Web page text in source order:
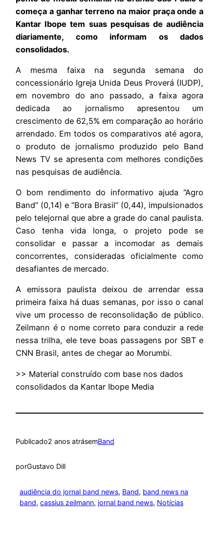
começa a ganhar terreno na maior praça onde a
Kantar Ibope tem suas pesquisas de audiência
diariamente, como informam os dados
consolidados.
A mesma faixa na segunda semana do
concessionário Igreja Unida Deus Proverá (IUDP),
em novembro do ano passado, a faixa agora
dedicada ao jornalismo apresentou um
crescimento de 62,5% em comparação ao horário
arrendado. Em todos os comparativos até agora,
o produto de jornalismo produzido pelo Band
News TV se apresenta com melhores condições
nas pesquisas de audiência.
O bom rendimento do informativo ajuda “Agro
Band” (0,14) e “Bora Brasil” (0,44), impulsionados
pelo telejornal que abre a grade do canal paulista.
Caso tenha vida longa, o projeto pode se
consolidar e passar a incomodar as demais
concorrentes, consideradas oficialmente como
desafiantes de mercado.
A emissora paulista deixou de arrendar essa
primeira faixa há duas semanas, por isso o canal
vive um processo de reconsolidação de público.
Zeilmann é o nome correto para conduzir a rede
nessa trilha, ele teve boas passagens por SBT e
CNN Brasil, antes de chegar ao Morumbi.
>> Material construído com base nos dados
consolidados da Kantar Ibope Media
Publicado2 anos atrásemBand
porGustavo Dill
audiência do jornal band news, Band, band news na
band, cassius zeilmann, jornal band news, Notícias